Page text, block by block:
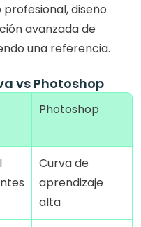
diseño
avanzada de
una referencia.
vs Photoshop
Photoshop
Curva de
aprendizaje
alta